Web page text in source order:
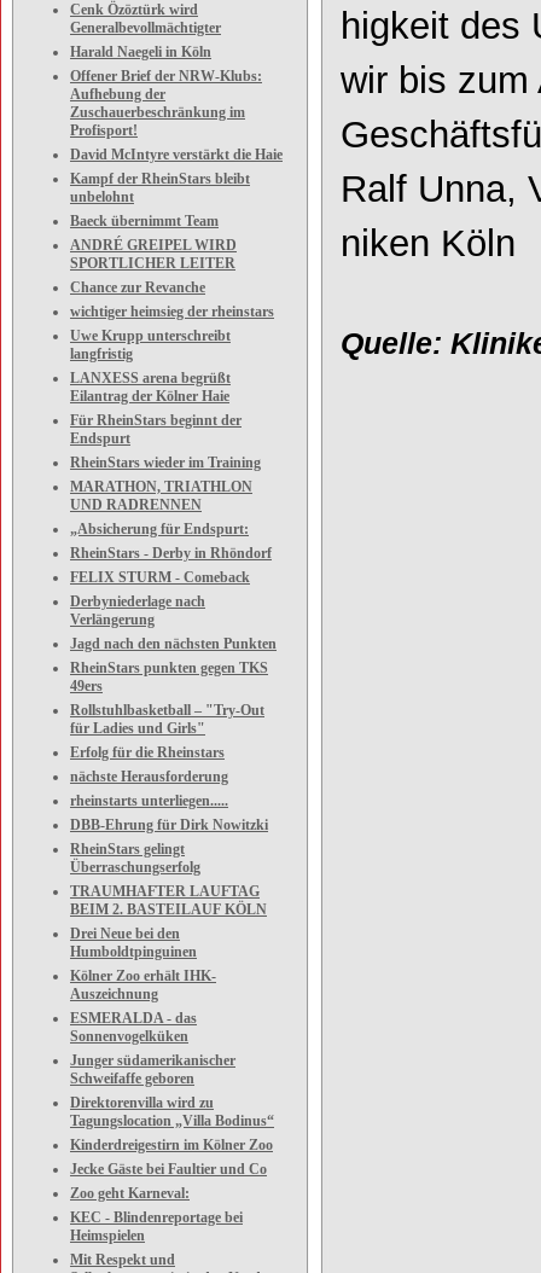
Cenk Özöztürk wird
Generalbevollmächtigter
Harald Naegeli in Köln
Offener Brief der NRW-Klubs:
Aufhebung der
Zuschauerbeschränkung im
Profisport!
David McIntyre verstärkt die Haie
Kampf der RheinStars bleibt
unbelohnt
Baeck übernimmt Team
ANDRÉ GREIPEL WIRD
SPORTLICHER LEITER
Chance zur Revanche
wichtiger heimsieg der rheinstars
Uwe Krupp unterschreibt
langfristig
LANXESS arena begrüßt
Eilantrag der Kölner Haie
Für RheinStars beginnt der
Endspurt
RheinStars wieder im Training
MARATHON, TRIATHLON
UND RADRENNEN
„Absicherung für Endspurt:
RheinStars - Derby in Rhöndorf
FELIX STURM - Comeback
Derbyniederlage nach
Verlängerung
Jagd nach den nächsten Punkten
RheinStars punkten gegen TKS
49ers
Rollstuhlbasketball – "Try-Out
für Ladies und Girls"
Erfolg für die Rheinstars
nächste Herausforderung
rheinstarts unterliegen.....
DBB-Ehrung für Dirk Nowitzki
RheinStars gelingt
Überraschungserfolg
TRAUMHAFTER LAUFTAG
BEIM 2. BASTEILAUF KÖLN
Drei Neue bei den
Humboldtpinguinen
Kölner Zoo erhält IHK-
Auszeichnung
ESMERALDA - das
Sonnenvogelküken
Junger südamerikanischer
Schweifaffe geboren
Direktorenvilla wird zu
Tagungslocation „Villa Bodinus“
Kinderdreigestirn im Kölner Zoo
Jecke Gäste bei Faultier und Co
Zoo geht Karneval:
KEC - Blindenreportage bei
Heimspielen
Mit Respekt und
higkeit des
wir bis
Ralf Unna,
niken Köln
Quelle: